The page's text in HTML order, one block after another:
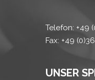
Telefon: +49
Fax: +49
UNSER